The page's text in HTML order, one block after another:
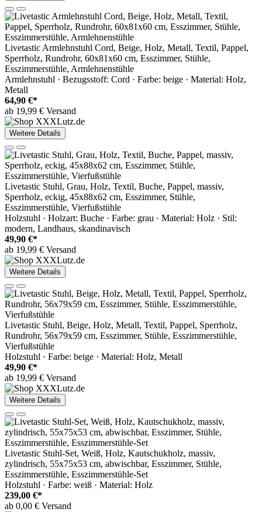
Livetastic Armlehnstuhl Cord, Beige, Holz, Metall, Textil, Pappel,
Sperrholz, Rundrohr, 60x81x60 cm, Esszimmer, Stühle,
Esszimmerstühle, Armlehnenstühle
Armlehnstuhl · Bezugsstoff: Cord · Farbe: beige · Material: Holz,
Metall
64,90 €*
ab 19,99 € Versand
Weitere Details
Livetastic Stuhl, Grau, Holz, Textil, Buche, Pappel, massiv,
Sperrholz, eckig, 45x88x62 cm, Esszimmer, Stühle,
Esszimmerstühle, Vierfußstühle
Holzstuhl · Holzart: Buche · Farbe: grau · Material: Holz · Stil:
modern, Landhaus, skandinavisch
49,90 €*
ab 19,99 € Versand
Weitere Details
Livetastic Stuhl, Beige, Holz, Metall, Textil, Pappel, Sperrholz,
Rundrohr, 56x79x59 cm, Esszimmer, Stühle, Esszimmerstühle,
Vierfußstühle
Holzstuhl · Farbe: beige · Material: Holz, Metall
49,90 €*
ab 19,99 € Versand
Weitere Details
Livetastic Stuhl-Set, Weiß, Holz, Kautschukholz, massiv,
zylindrisch, 55x75x53 cm, abwischbar, Esszimmer, Stühle,
Esszimmerstühle, Esszimmerstühle-Set
Holzstuhl · Farbe: weiß · Material: Holz
239,00 €*
ab 0,00 € Versand